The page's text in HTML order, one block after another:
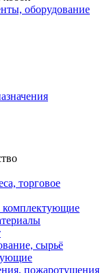
оборудование
торговое
комплектующие
сырьё
пожаротушения